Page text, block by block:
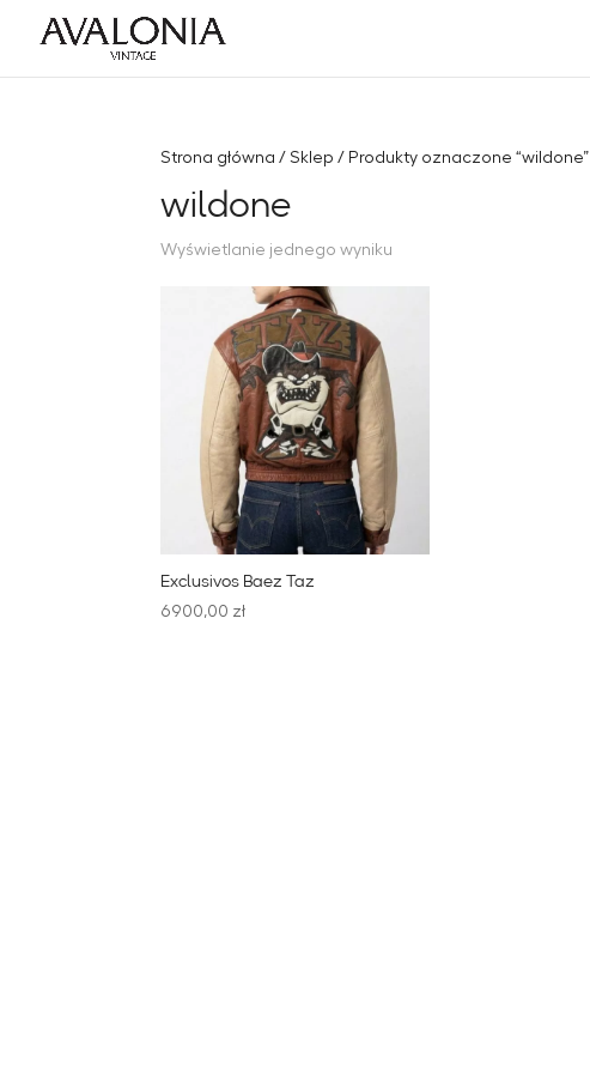
Strona główna /Sklep / Produkty oznaczone “wildone”
wildone
Wyświetlanie jednego wyniku
Exclusivos Baez Taz
6900,00 zł